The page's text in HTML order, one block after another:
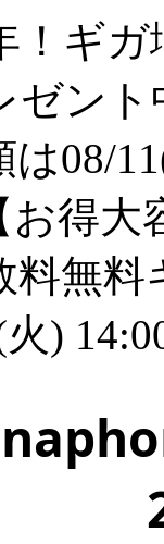
！ギ
ゼン
08/
お得
料無
)